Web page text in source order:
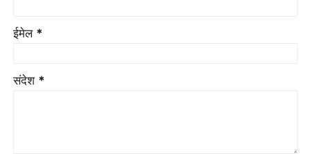
ईमेल *
संदेश *